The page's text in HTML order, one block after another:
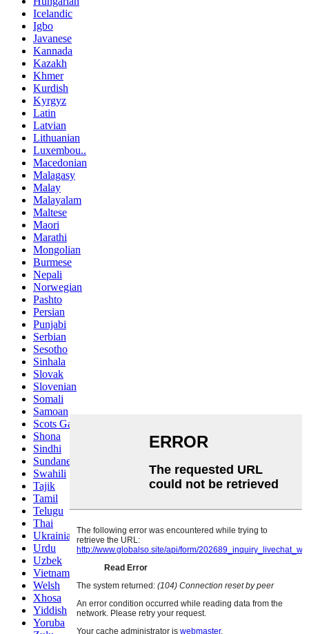
Icelandic
Igbo
Javanese
Kannada
Kazakh
Khmer
Kurdish
Kyrgyz
Latin
Latvian
Lithuanian
Luxembou..
Macedonian
Malagasy
Malay
Malayalam
Maltese
Maori
Marathi
Mongolian
Burmese
Nepali
Norwegian
Pashto
Persian
Punjabi
Serbian
Sesotho
Sinhala
Slovak
Slovenian
Somali
Samoan
Scots Gaelic
Shona
Sindhi
Sundanese
Swahili
Tajik
Tamil
Telugu
Thai
Ukrainian
Urdu
Uzbek
Vietnamese
Welsh
Xhosa
Yiddish
Yoruba